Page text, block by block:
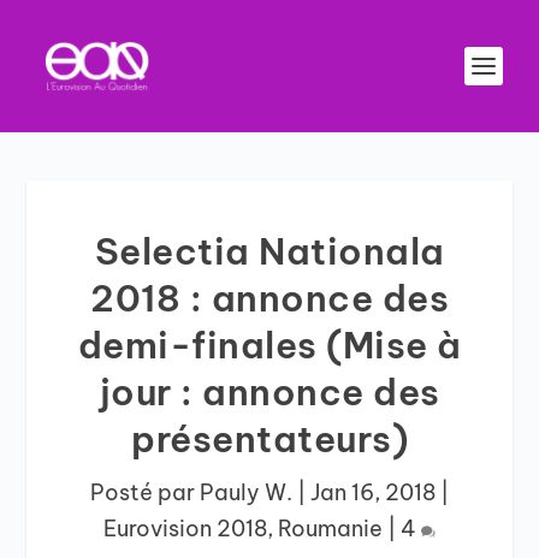
Selectia Nationala
2018 : annonce des
demi-finales (Mise à
jour : annonce des
présentateurs)
Posté par Pauly W. Jan 16, 2018
Eurovision 2018, Roumanie 4